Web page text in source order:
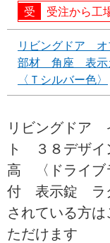
受注から工
リビングドア オ
部材 角座 表示
〈Ｔシルバー色〉
リビングドア
ト ３８デザ
高 〈ドライ
付 表示錠 ラ
されている方
ただけます